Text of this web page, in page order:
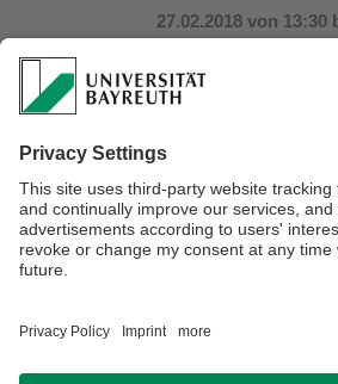
27.02.2018 von 13:30
oder nach vorheriger Vereinbarung per
Professor Dr. Teupe
Semesterferien nach vorheriger
Der nächste Termin für eine
27.02.2018 um